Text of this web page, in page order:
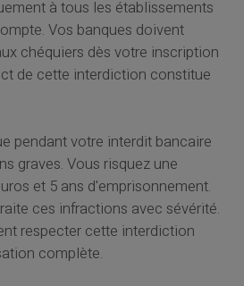
à tous les établissements
Vos banques doivent
chéquiers dès votre inscription
de cette interdiction constitue
pendant votre interdit bancaire
graves. Vous risquez une
et 5 ans d'emprisonnement.
ces infractions avec sévérité.
respecter cette interdiction
complète.